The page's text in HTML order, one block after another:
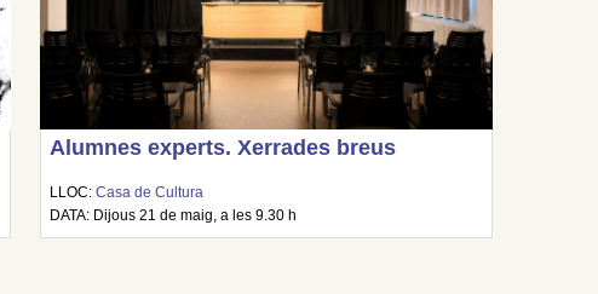
Alumnes experts. Xerrades breus
LLOC:Casa de Cultura
DATA: Dijous 21 de maig, a les 9.30 h